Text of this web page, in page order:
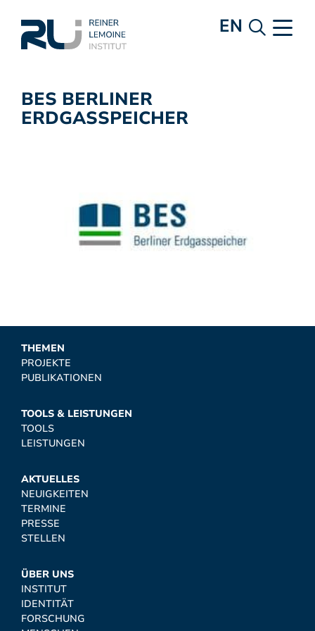
EN
BES BERLINER
ERDGASSPEICHER
THEMEN
PROJEKTE
PUBLIKATIONEN
TOOLS & LEISTUNGEN
TOOLS
LEISTUNGEN
AKTUELLES
NEUIGKEITEN
TERMINE
PRESSE
STELLEN
ÜBER UNS
INSTITUT
IDENTITÄT
FORSCHUNG